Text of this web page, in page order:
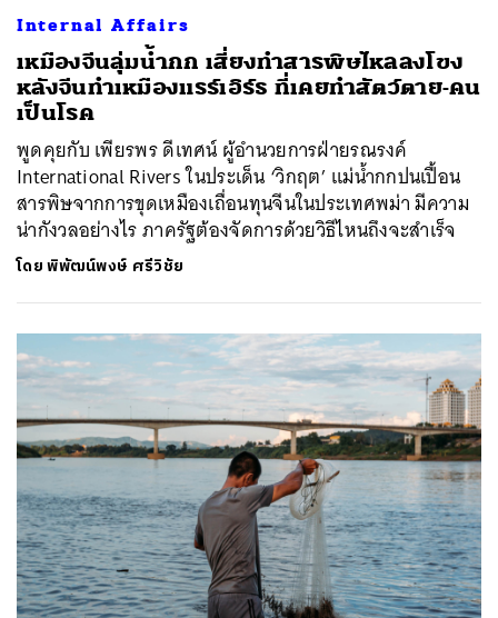
Internal Affairs
เหมืองจีนลุ่มน้ำกก เสี่ยงทำสารพิษไหลลงโขง
หลังจีนทำเหมืองแรร์เอิร์ธ ที่เคยทำสัตว์ตาย-คน
เป็นโรค
พูดคุยกับ เพียรพร ดีเทศน์ ผู้อำนวยการฝ่ายรณรงค์
International Rivers ในประเด็น ‘วิกฤต’ แม่น้ำกกปนเปื้อน
สารพิษจากการขุดเหมืองเถื่อนทุนจีนในประเทศพม่า มีความ
น่ากังวลอย่างไร ภาครัฐต้องจัดการด้วยวิธีไหนถึงจะสำเร็จ
โดยพิพัฒน์พงษ์ ศรีวิชัย
ค้นหา
SHARE TWEET LINE EMAIL